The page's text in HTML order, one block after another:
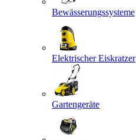
Bewässerungssysteme
Elektrischer Eiskratzer
Gartengeräte